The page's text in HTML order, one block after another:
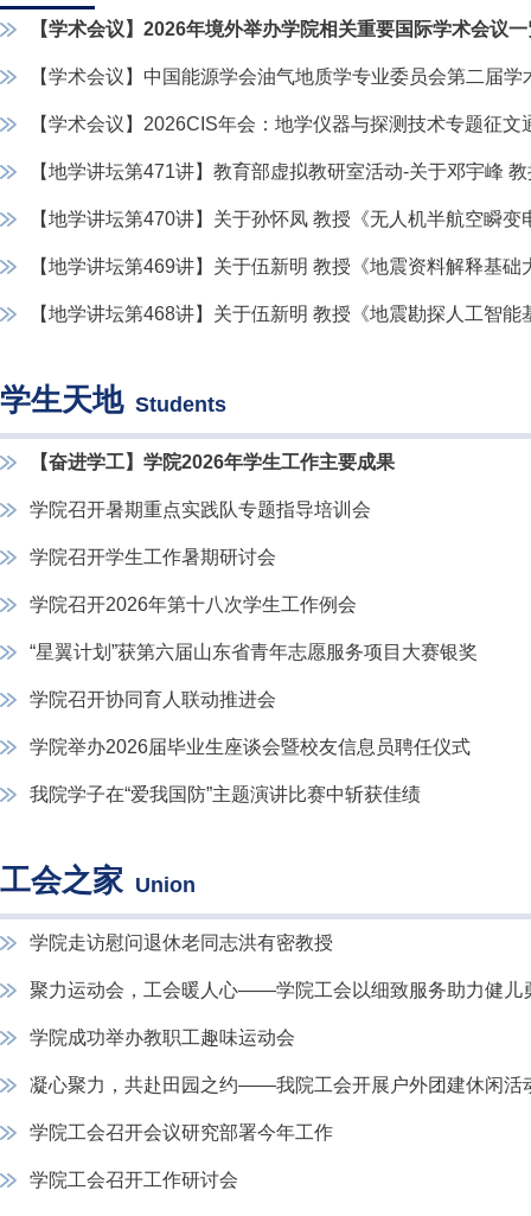
【学术会议】2026年境外举办学院相关重要国际学术会议
【学术会议】中国能源学会油气地质学专业委员会第二届
【学术会议】2026CIS年会：地学仪器与探测技术专题征文
【地学
【地学讲坛第470讲】关于孙怀凤 教授《
【地学讲坛第469讲】关于伍新明 教授《
【地学讲坛第468讲】关于伍新明 教授《地
学生天地 Students
【奋进学工】学院2026年学生工作主要成果
学院召开暑期重点实践队专题指导培训会
学院召开学生工作暑期研讨会
学院召开2026年第十八次学生工作例会
“星翼计划”获第六届山东省青年志愿服务项目大赛银奖
学院召开协同育人联动推进会
学院举办2026届毕业生座谈会暨校友信息员聘任仪式
我院学子在“爱我国防”主题演讲比赛中斩获佳绩
工会之家 Union
学院走访慰问退休老同志洪有密教授
聚力运动会，工会暖人心——学院工会以细致服务助力健儿
学院成功举办教职工趣味运动会
凝心聚力，共赴田园之约——我院工会开展户外团建休闲活
学院工会召开会议研究部署今年工作
学院工会召开工作研讨会